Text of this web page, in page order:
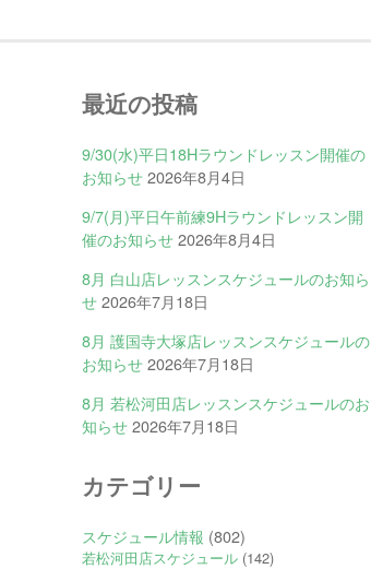
最近の投稿
9/30(水)平日18Hラウンドレッスン開催の
お知らせ2026年8月4日
9/7(月)平日午前練9Hラウンドレッスン開
催のお知らせ2026年8月4日
8月 白山店レッスンスケジュールのお知ら
せ2026年7月18日
8月 護国寺大塚店レッスンスケジュールの
お知らせ2026年7月18日
8月 若松河田店レッスンスケジュールのお
知らせ2026年7月18日
カテゴリー
スケジュール情報 (802)
若松河田店スケジュール (142)